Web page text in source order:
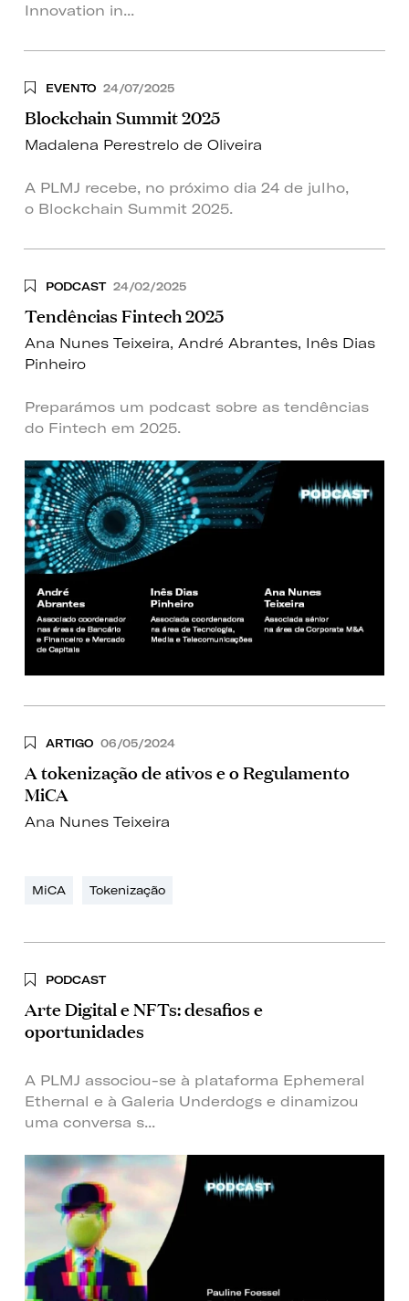
Innovation in...
EVENTO 24/07/2025
Blockchain Summit 2025
Madalena Perestrelo de Oliveira
A PLMJ recebe, no próximo dia 24 de julho,
o Blockchain Summit 2025.
PODCAST 24/02/2025
Tendências Fintech 2025
Ana Nunes Teixeira,André Abrantes, Inês Dias
Pinheiro
Preparámos um podcast sobre as tendências
do Fintech em 2025.
ARTIGO 06/05/2024
A tokenização de ativos e o Regulamento
MiCA
Ana Nunes Teixeira
MiCA Tokenização
PODCAST
Arte Digital e NFTs: desafios e
oportunidades
A PLMJ associou-se à plataforma Ephemeral
Ethernal e à Galeria Underdogs e dinamizou
uma conversa s...